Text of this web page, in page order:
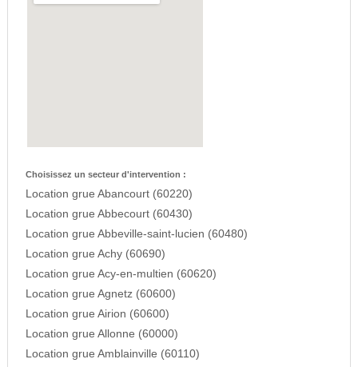
Choisissez un secteur d'intervention :
Location grue Abancourt (60220)
Location grue Abbecourt (60430)
Location grue Abbeville-saint-lucien (60480)
Location grue Achy (60690)
Location grue Acy-en-multien (60620)
Location grue Agnetz (60600)
Location grue Airion (60600)
Location grue Allonne (60000)
Location grue Amblainville (60110)